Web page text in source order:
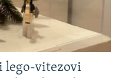
lego-vitezovi